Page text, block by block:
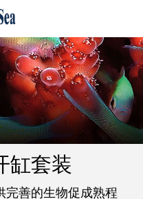
缸套装
完善的生物促成熟程